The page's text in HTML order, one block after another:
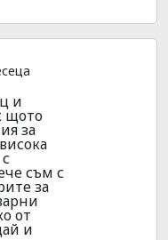
и
щото
за
съм с
за
от
и